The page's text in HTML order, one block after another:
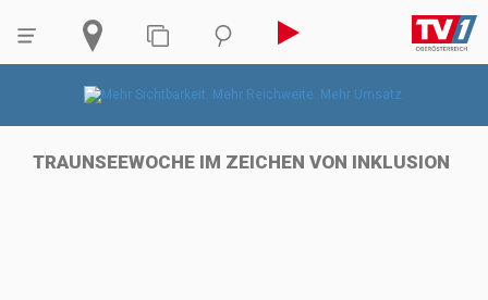
TRAUNSEEWOCHE IM ZEICHEN VON INKLUSION